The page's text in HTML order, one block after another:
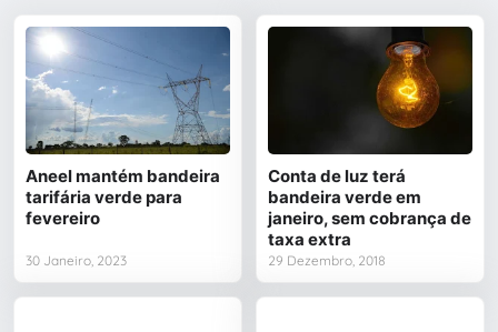
Aneel mantém bandeira
tarifária verde para
fevereiro
30 Janeiro, 2023
Conta de luz terá
bandeira verde em
janeiro, sem cobrança de
taxa extra
29 Dezembro, 2018